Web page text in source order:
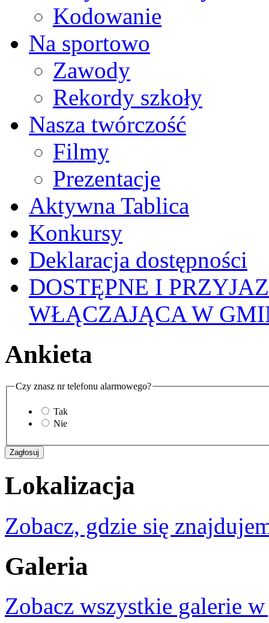
Kodowanie
Na sportowo
Zawody
Rekordy szkoły
Nasza twórczość
Filmy
Prezentacje
Aktywna Tablica
Konkursy
Deklaracja dostępności
DOSTĘPNE I
WŁĄCZAJĄCA W
Ankieta
Czy znasz nr telefonu alarmowego?
Tak
Nie
Lokalizacja
Zobacz, gdzie się
Galeria
Zobacz wszystkie galerie